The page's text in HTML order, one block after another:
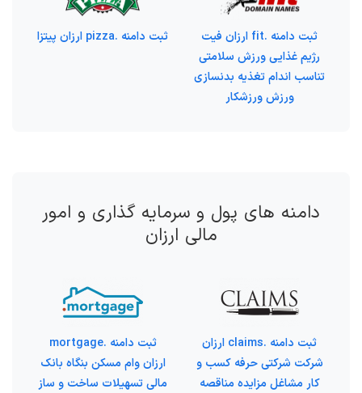
ثبت دامنه .fit ارزان فیت
رژیم غذایی ورزش سلامتی
تناسب اندام تغذیه بدنسازی
ورزش ورزشکار
ثبت دامنه .pizza ارزان پیتزا
دامنه های پول و سرمایه گذاری و امور
مالی ارزان
ثبت دامنه .claims ارزان
شرکت شرکتی حرفه کسب و
کار مشاغل مزایده مناقصه
ثبت دامنه .mortgage
ارزان وام مسکن بنگاه بانک
مالی تسهیلات ساخت و ساز